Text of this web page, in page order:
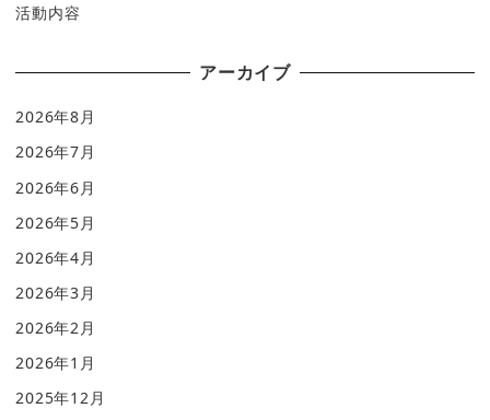
活動内容
アーカイブ
2026年8月
2026年7月
2026年6月
2026年5月
2026年4月
2026年3月
2026年2月
2026年1月
2025年12月